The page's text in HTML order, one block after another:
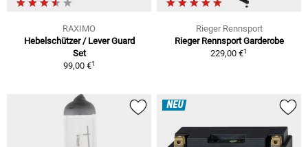
RAXIMO
Hebelschützer / Lever Guard
Set
99,00 €1
Rieger Rennsport
Rieger Rennsport Garderobe
229,00 €1
NEU